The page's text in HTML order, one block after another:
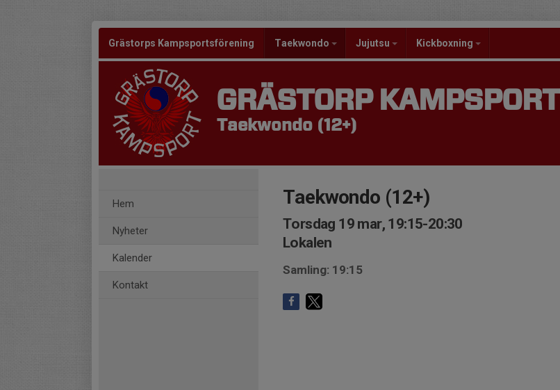
Grästorps Kampsportsförening Taekwondo Jujutsu Kickboxning
GRÄSTORP KAMPSPORT
Taekwondo (12+)
Hem
Nyheter
Kalender
Kontakt
Taekwondo (12+)
Torsdag 19 mar, 19:15-20:30
Lokalen
Samling: 19:15